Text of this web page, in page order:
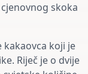
skoka
koji je
Riječ je o dvije